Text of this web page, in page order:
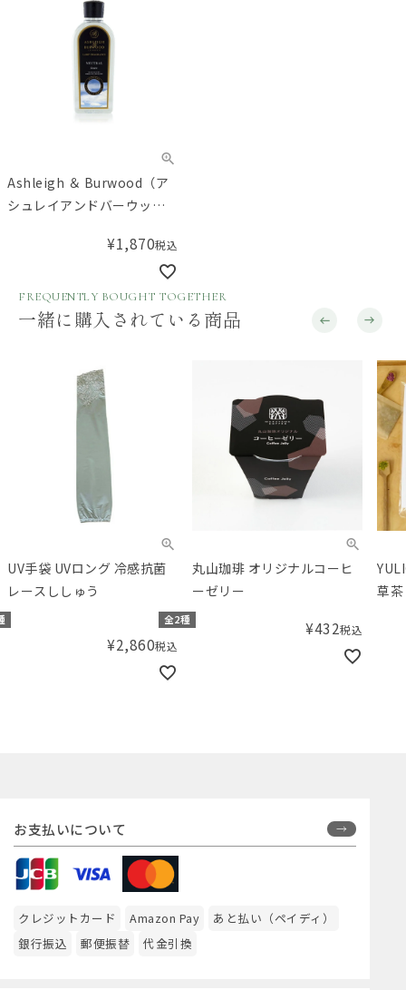
Ashleigh ＆ Burwood（ア
シュレイアンドバーウッ
イル ニュートラル 250mL
¥1,870税込
FREQUENTLY BOUGHT TOGETHER
一緒に購入されている商品
UV手袋 UVロング 冷感抗菌
レースししゅう
全2種
¥2,860税込
丸山珈琲 オリジナルコーヒ
ーゼリー
¥432税込
草
お支払いについて
クレジットカード Amazon Pay
あと払い（ペイディ）
銀行振込
郵便振替 代金引換